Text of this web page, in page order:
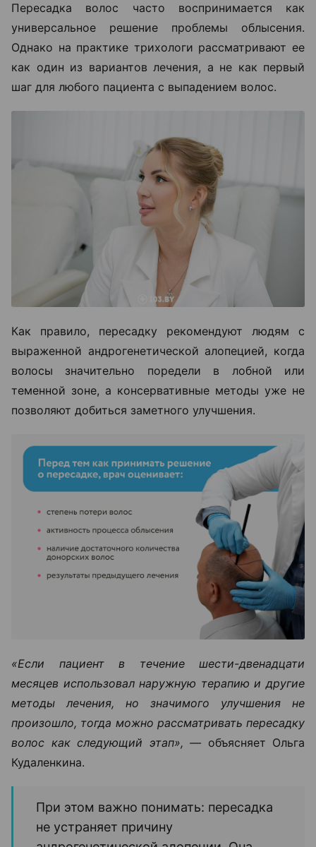
Пересадка волос часто воспринимается как
универсальное решение проблемы облысения.
Однако на практике трихологи рассматривают ее
как один из вариантов лечения, а не как первый
шаг для любого пациента с выпадением волос.
Как правило, пересадку рекомендуют людям с
выраженной андрогенетической алопецией, когда
волосы значительно поредели в лобной или
теменной зоне, а консервативные методы уже не
позволяют добиться заметного улучшения.
«Если пациент в течение шести-двенадцати
месяцев использовал наружную терапию и другие
методы лечения, но значимого улучшения не
произошло, тогда можно рассматривать пересадку
волос как следующий этап», — объясняет Ольга
Кудаленкина.
При этом важно понимать: пересадка
не устраняет причину